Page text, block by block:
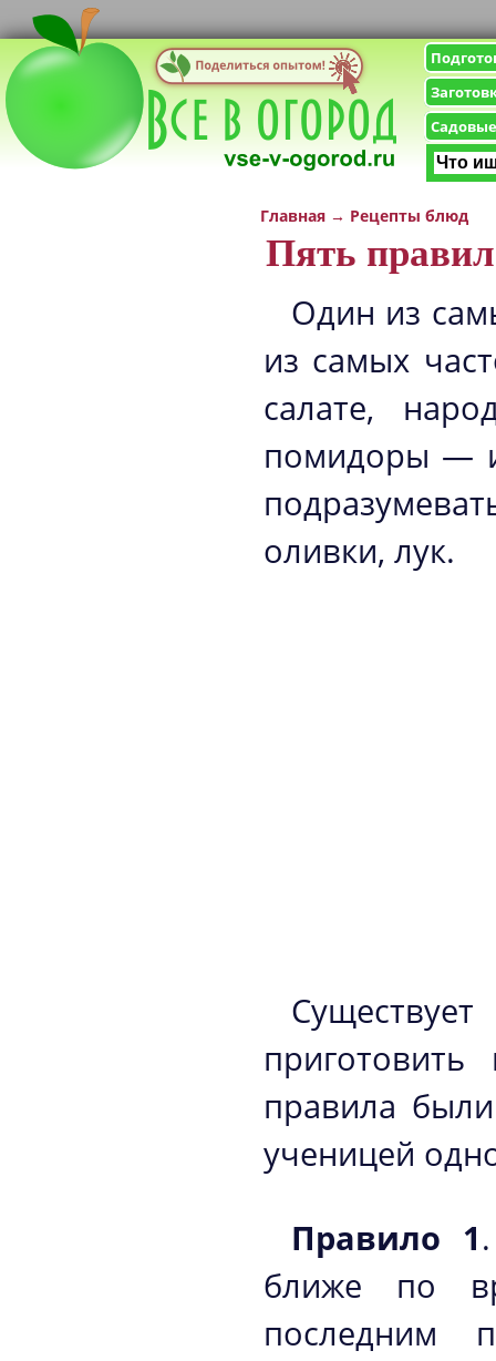
Главная → Рецепты блюд
Пять
Один из
из самых
салате,
помидоры —
оливки, лук.
правила
ученицей
Правило 1
ближе по
последним